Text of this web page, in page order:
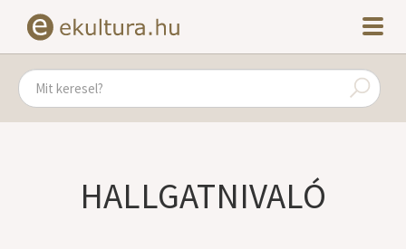
HALLGATNIVALÓ